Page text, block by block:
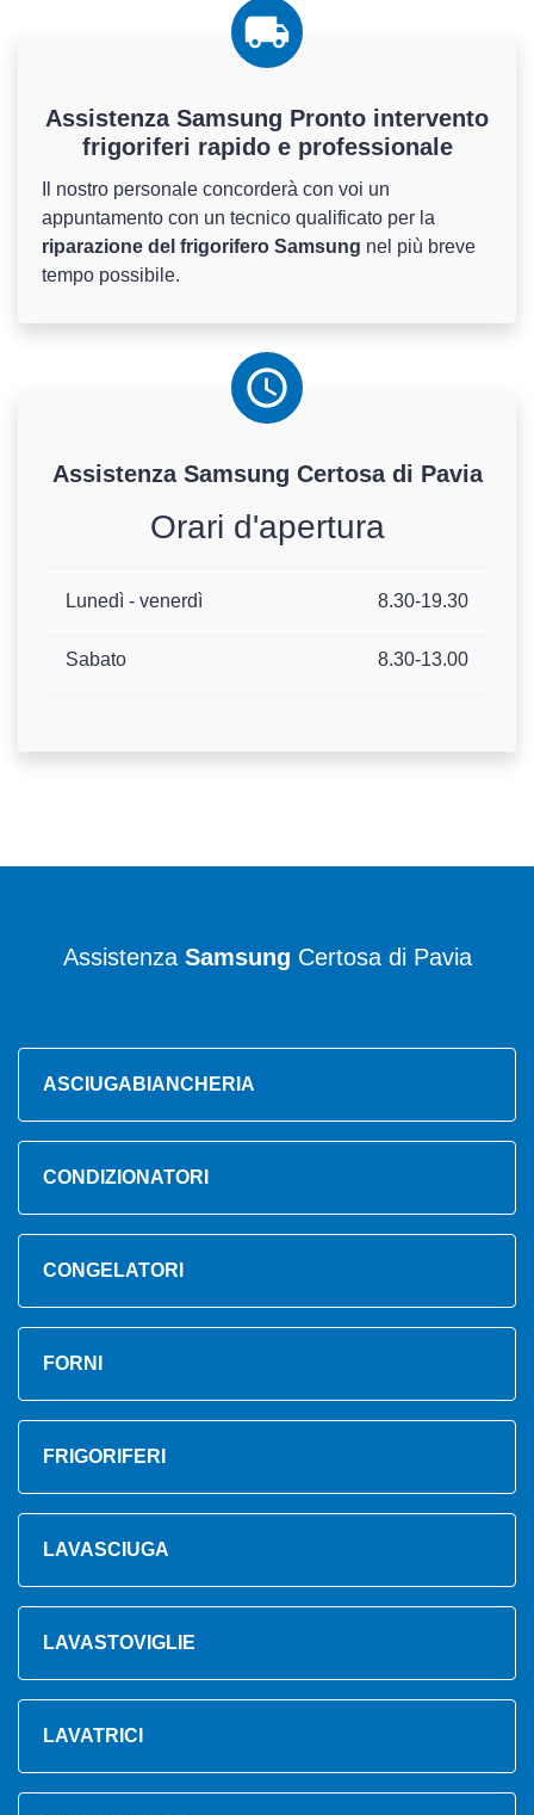
Assistenza Samsung Pronto intervento
frigoriferi rapido e professionale
Il nostro personale concorderà con voi un
appuntamento con un tecnico qualificato per la
riparazione del frigorifero Samsung nel più breve
tempo possibile.
Assistenza Samsung Certosa di Pavia
Orari d'apertura
Lunedì - venerdì 8.30-19.30
Sabato 8.30-13.00
Assistenza Samsung Certosa di Pavia
ASCIUGABIANCHERIA
CONDIZIONATORI
CONGELATORI
FORNI
FRIGORIFERI
LAVASCIUGA
LAVASTOVIGLIE
LAVATRICI